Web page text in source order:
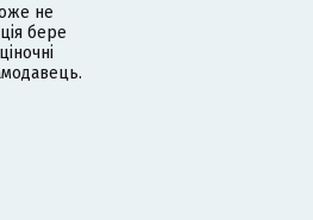
не
бере